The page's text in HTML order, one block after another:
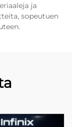
ja
sopeutuen